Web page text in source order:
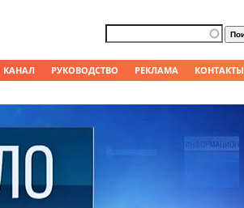
КАНАЛ РУКОВОДСТВО РЕКЛАМА КОНТАКТЫ
Форма поиска
Поиск